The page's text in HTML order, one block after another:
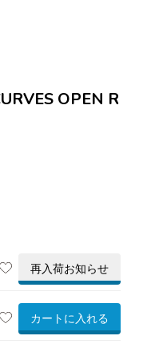
OPEN R
再入荷お知らせ
カートに入れる